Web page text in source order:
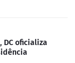
DC oficializa